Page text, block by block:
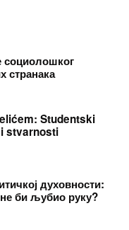
социолошког
странака
Studentski
stvarnosti
духовности:
би љубио руку?